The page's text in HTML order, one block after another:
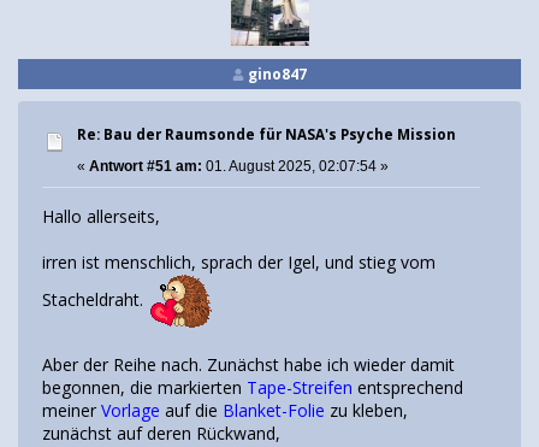
gino847
Re: Bau der Raumsonde für NASA's Psyche Mission
« Antwort #51 am: 01. August 2025, 02:07:54 »
Hallo allerseits,
irren ist menschlich, sprach der Igel, und stieg vom
Stacheldraht.
Aber der Reihe nach. Zunächst habe ich wieder damit
begonnen, die markierten Tape-Streifen entsprechend
meiner Vorlage auf die Blanket-Folie zu kleben,
zunächst auf deren Rückwand,